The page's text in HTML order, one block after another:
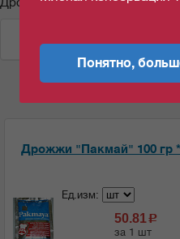
Дрожжи "Пакмай" 100 гр
Ед.изм:
50.81c
за 1 шт
Понятно,